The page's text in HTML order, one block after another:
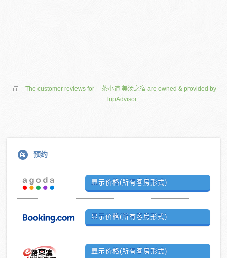
The customer reviews for 一茶小道 美汤之宿 are owned & provided by
TripAdvisor
预约
显示价格(所有客房形式)
显示价格(所有客房形式)
显示价格(所有客房形式)